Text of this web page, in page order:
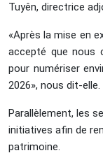
Tuyên, directrice
«Après la mise en
accepté que nous
pour numériser
2026», nous dit-elle.
Parallèlement, les
initiatives afin de
patrimoine.